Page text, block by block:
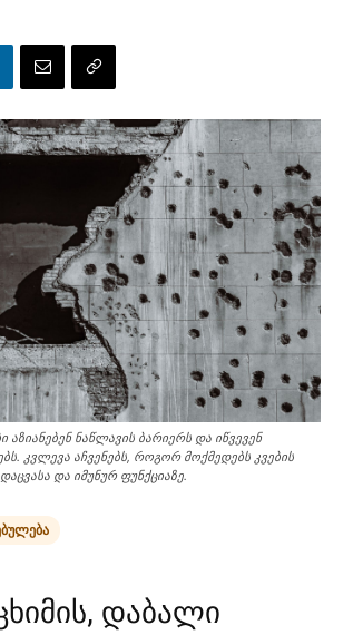
აზიანებენ ნაწლავის ბარიერს და იწვევენ
კვლევა აჩვენებს, როგორ მოქმედებს კვების
და იმუნურ ფუნქციაზე.
დაბალი